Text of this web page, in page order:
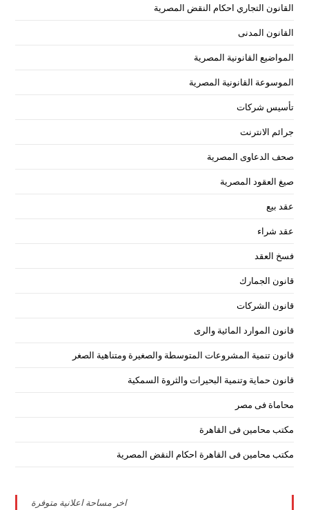
القانون التجاري احكام النقض المصرية
القانون المدنى
المواضيع القانونية المصرية
الموسوعة القانونية المصرية
تأسيس شركات
جرائم الانترنت
صحف الدعاوى المصرية
صيغ العقود المصرية
عقد بيع
عقد شراء
فسخ العقد
قانون الجمارك
قانون الشركات
قانون الموارد المائية والرى
قانون تنمية المشروعات المتوسطة والصغيرة ومتناهية الصغر
قانون حماية وتنمية البحيرات والثروة السمكية
محاماة فى مصر
مكتب محامين فى القاهرة
مكتب محامين فى القاهرة احكام النقض المصرية
اخر مساحة اعلانية متوفرة